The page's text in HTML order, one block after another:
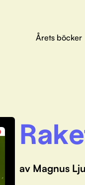
Årets böcker
av Magnus